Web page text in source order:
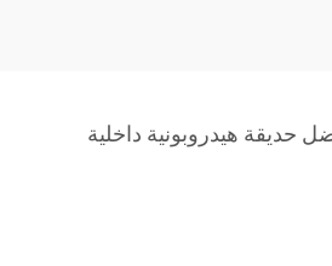
حديقة هيدروبونية داخلية